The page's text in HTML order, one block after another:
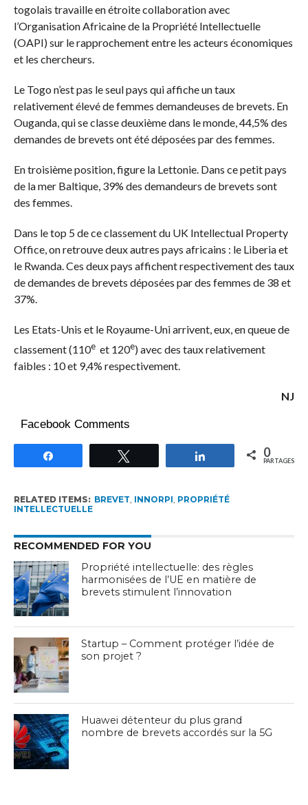
togolais travaille en étroite collaboration avec
l’Organisation Africaine de la Propriété Intellectuelle
(OAPI) sur le rapprochement entre les acteurs économiques
et les chercheurs.
Le Togo n’est pas le seul pays qui affiche un taux
relativement élevé de femmes demandeuses de brevets. En
Ouganda, qui se classe deuxième dans le monde, 44,5% des
demandes de brevets ont été déposées par des femmes.
En troisième position, figure la Lettonie. Dans ce petit pays
de la mer Baltique, 39% des demandeurs de brevets sont
des femmes.
Dans le top 5 de ce classement du UK Intellectual Property
Office, on retrouve deux autres pays africains : le Liberia et
le Rwanda. Ces deux pays affichent respectivement des taux
de demandes de brevets déposées par des femmes de 38 et
37%.
Les Etats-Unis et le Royaume-Uni arrivent, eux, en queue de
classement (110eet 120e) avec des taux relativement
faibles : 10 et 9,4% respectivement.
NJ
Facebook Comments
Partagez 0
PARTAGES
RELATED ITEMS: BREVET INNORPI PROPRIÉTÉ
INTELLECTUELLE
RECOMMENDED FOR YOU
Propriété intellectuelle: des règles
harmonisées de l’UE en matière de
brevets stimulent l’innovation
Startup – Comment protéger l’idée de
son projet ?
Huawei détenteur du plus grand
nombre de brevets accordés sur la 5G